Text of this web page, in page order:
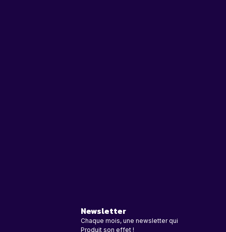
Newsletter
Chaque mois, une newsletter qui
Produit son effet !